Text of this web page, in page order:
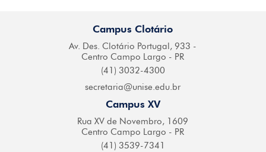
Campus Clotário
Av. Des. Clotário Portugal, 933 -
Centro Campo Largo - PR
(41) 3032-4300
secretaria@unise.edu.br
Campus XV
Rua XV de Novembro, 1609
Centro Campo Largo - PR
(41) 3539-7341